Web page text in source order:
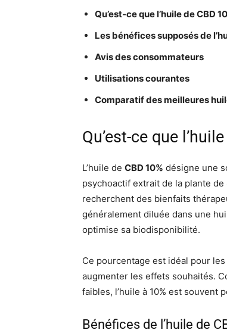
Qu’est-ce que l’huile de CBD
Les bénéfices supposés de
Avis des consommateurs
Utilisations courantes
Comparatif des meilleures
Qu’est-ce que
L’huile de CBD 10% désigne une
psychoactif extrait de la plante
recherchent des bienfaits
généralement diluée dans une
optimise sa biodisponibilité.
Ce pourcentage est idéal pour
augmenter les effets souhaités.
faibles, l’huile à 10% est souvent
Bénéfices de l’huile de